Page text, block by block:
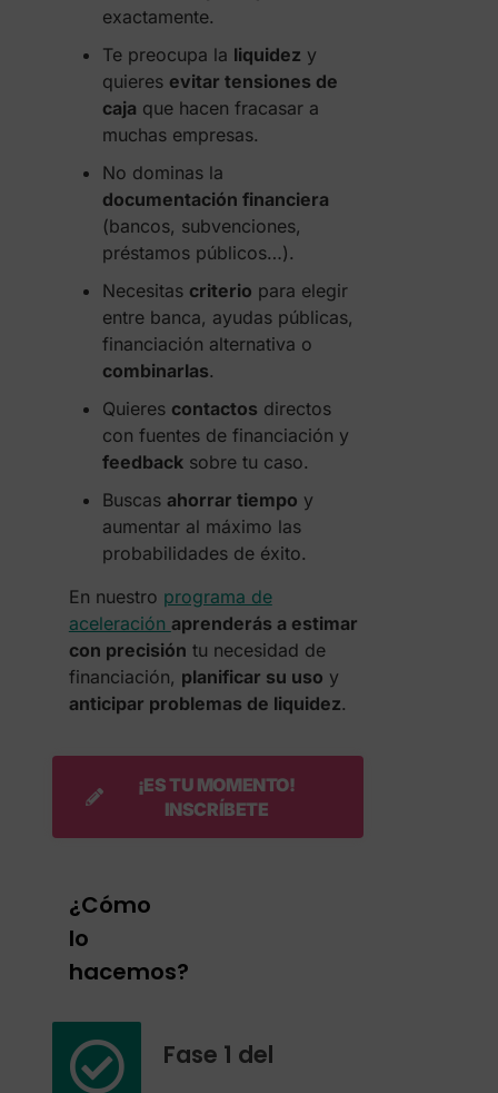
exactamente.
Te preocupa la liquidez y
quieres evitar tensiones de
caja que hacen fracasar a
muchas empresas.
No dominas la
documentación financiera
(bancos, subvenciones,
préstamos públicos…).
Necesitas criterio para elegir
entre banca, ayudas públicas,
financiación alternativa o
combinarlas.
Quieres contactos directos
con fuentes de financiación y
feedbacksobre tu caso.
Buscas ahorrar tiempo y
aumentar al máximo las
probabilidades de éxito.
En nuestro programa de
aceleración aprenderás a estimar
con precisión tu necesidad de
financiación, planificar su uso y
anticipar problemas de liquidez.
¡ES TU MOMENTO!
INSCRÍBETE
¿Cómo
lo
hacemos?
Fase 1 del